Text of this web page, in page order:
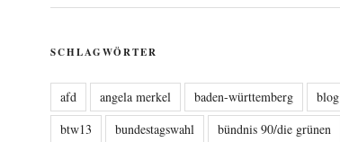
SCHLAGWÖRTER
afd angela merkel baden-württemberg
blog
btw13
bundestagswahl
bündnis 90/die grünen